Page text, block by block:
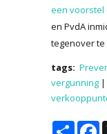
een voorstel
en PvdA
tegenover te
tags:
vergunning |
Share